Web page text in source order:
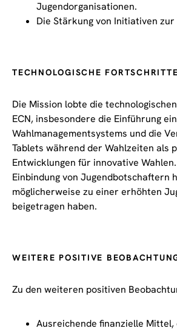
Jugendorganisationen.
Die Stärkung von Initiativen
TECHNOLOGISCHE FORTSCHRITTE
Die Mission lobte die
ECN, insbesondere die Einführung
Wahlmanagementsystems und die
Tablets während der Wahlzeiten als
Entwicklungen für innovative
Einbindung von Jugendbotschaftern
möglicherweise zu einer erhöhten
beigetragen haben.
WEITERE POSITIVE
Zu den weiteren positiven
Ausreichende finanzielle Mittel,